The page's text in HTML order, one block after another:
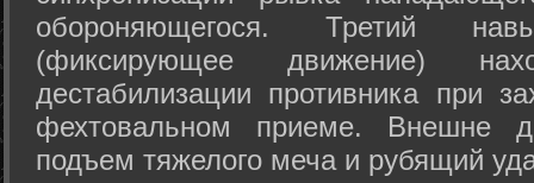
обороняющегося. Третий
(фиксирующее движение)
дестабилизации противника при
фехтовальном приеме. Внешне
подъем тяжелого меча и рубящий